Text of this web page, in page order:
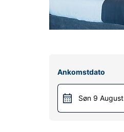
Ankomstdato
Søn 9 August